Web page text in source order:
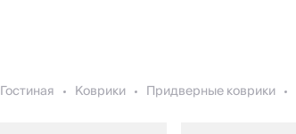
Гостиная Коврики Придверные коврики